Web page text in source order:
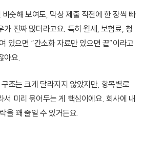
슷해 보여도, 막상 제출 직전에 한 장씩 빠
가 진짜 많더라고요. 특히 월세, 보험료, 청
있으면 “간소화 자료만 있으면 끝”이라고
아요.
조는 크게 달라지지 않았지만, 항목별로
서 미리 묶어두는 게 핵심이에요. 회사에 내
을 꽤 줄일 수 있거든요.